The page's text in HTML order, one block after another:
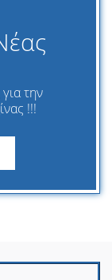
την
!!!